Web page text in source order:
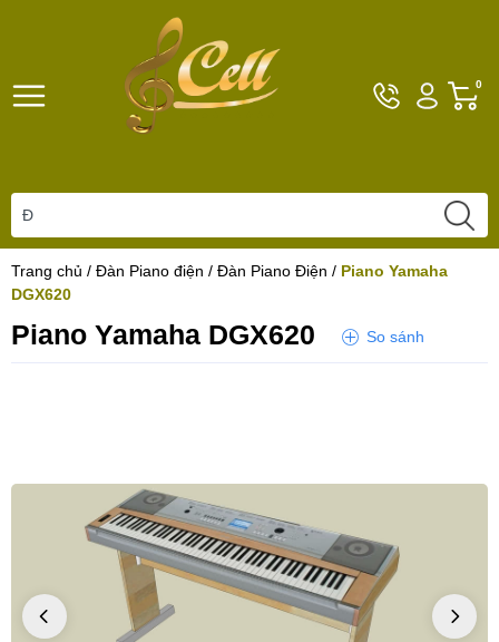
Hotline
0961017926
Tài
khoản
0
Trang chủ / Đàn Piano điện / Đàn Piano Điện / Piano Yamaha
DGX620
Piano Yamaha DGX620 So sánh